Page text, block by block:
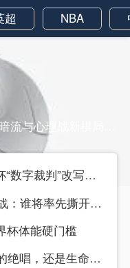
超 NBA
AI三秒双红罚下，世界杯“数字裁判”改写比赛规则
2026世界杯新军破咒之战：谁将率先撕开“首胜零蛋”的魔咒？
杯体能硬门槛
38岁赌上一切：世界杯的绝唱，还是生命的最后冲刺？